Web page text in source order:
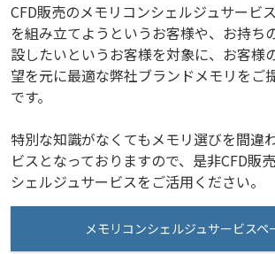
CFD販売のメモリコンシェルジュサービ
を組み立てようというお客様や、お持ち
設したいというお客様を対象に、お客様
望を元に最適な弊社ブランドメモリをご
です。
特別な知識がなくてもメモリ選びを間違
ビスとなっておりますので、是非CFD販
シェルジュサービスをご活用ください。
メモリコンシェルジュサービスペ